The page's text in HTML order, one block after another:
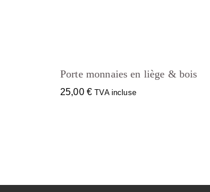
Porte monnaies en liège & bois
25,00 € TVA incluse